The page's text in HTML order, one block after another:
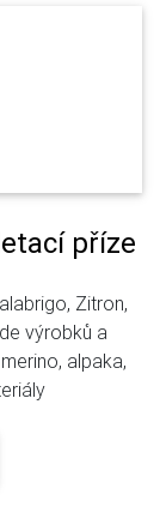
příze
Zitron,
výrobků a
alpaka,